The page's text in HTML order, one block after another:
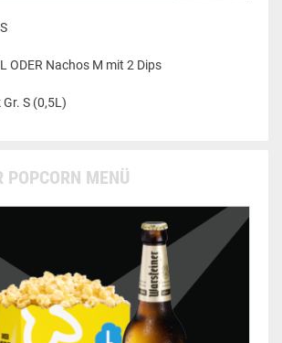
ODER Nachos M mit 2 Dips
S (0,5L)
POPCORN MENÜ